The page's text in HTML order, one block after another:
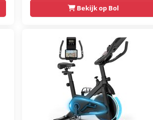
Hartslagsensoren -
Gemakkelijk te
transporteren -
Antislippedalen - Homegym
- Stabiele structuur - Max.
gebruikersgewicht 110 kg -
Zwart en Blauw
Bekijk op Bol